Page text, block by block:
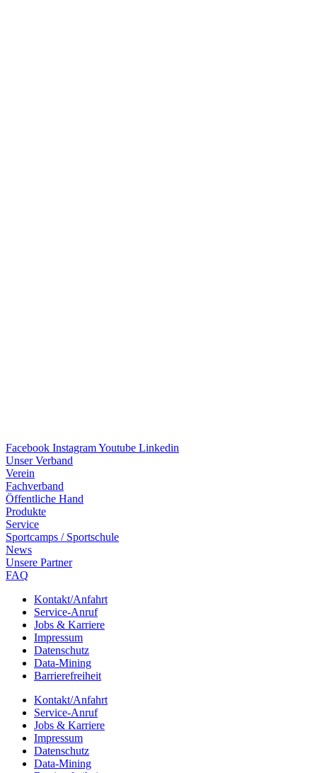
Facebook InstagramYoutube Linkedin
Unser Verband
Verein
Fach­ver­band
Öffent­li­che Hand
Produkte
Service
Sport­camps / Sportschule
News
Unsere Part­ner
FAQ
Kontakt/​​Anfahrt
Service-Anruf
Jobs & Karriere
Impres­sum
Daten­schutz
Data-Mining
Barrie­re­frei­heit
Kontakt/​​Anfahrt
Service-Anruf
Jobs & Karriere
Impres­sum
Daten­schutz
Data-Mining